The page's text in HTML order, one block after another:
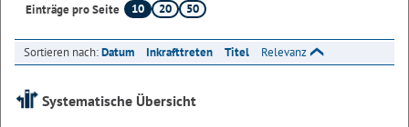
Einträge pro Seite
10 20 50
Sortieren nach:Datum Inkrafttreten Titel Relevanz
Systematische Übersicht